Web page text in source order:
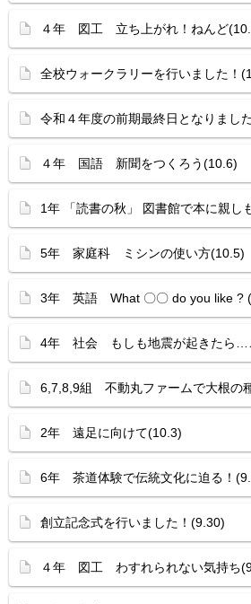
４年 図工 立ち上がれ！ねんど
全校ウォークラリーを行いました！
令和４年度の前期最終日となりまし
４年 国語 新聞をつくろう(10.6)
1年 「読書の秋」 図書館で本に親し
5年 家庭科 ミシンの使い方(10.5)
3年 英語 What 〇〇 do you like ?
4年 社会 もしも地震が起きたら…
6,7,8,9組 不動丸ファームで大根の
2年 遠足に向けて(10.3)
6年 茶道体験で伝統文化に迫る！
創立記念式を行いました！(9.30)
４年 図工 わすれられない気持ち